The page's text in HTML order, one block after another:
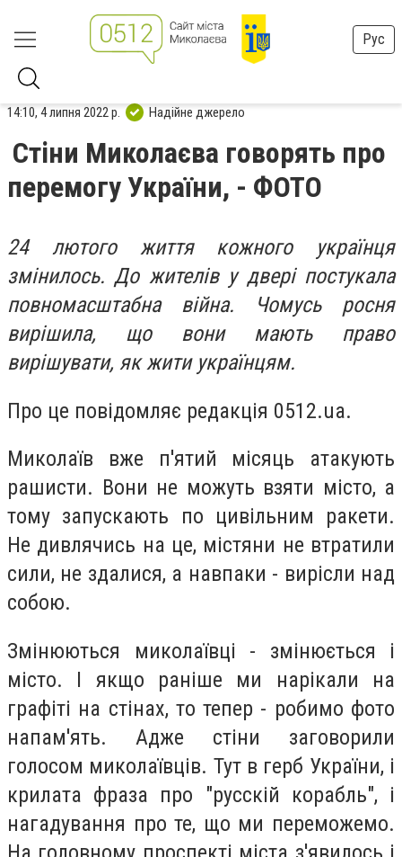
Рус
14:10, 4 липня 2022 р. Надійне джерело
Стіни Миколаєва говорять про
перемогу України, - ФОТО
24 лютого життя кожного українця
змінилось. До жителів у двері постукала
повномасштабна війна. Чомусь росня
вирішила, що вони мають право
вирішувати, як жити українцям.
Про це повідомляє редакція 0512.ua.
Миколаїв вже п'ятий місяць атакують
рашисти. Вони не можуть взяти місто, а
тому запускають по цивільним ракети.
Не дивлячись на це, містяни не втратили
сили, не здалися, а навпаки - вирісли над
собою.
Змінюються миколаївці - змінюється і
місто. І якщо раніше ми нарікали на
графіті на стінах, то тепер - робимо фото
напам'ять. Адже стіни заговорили
голосом миколаївців. Тут в герб України, і
крилата фраза про "русскій корабль", і
нагадування про те, що ми переможемо.